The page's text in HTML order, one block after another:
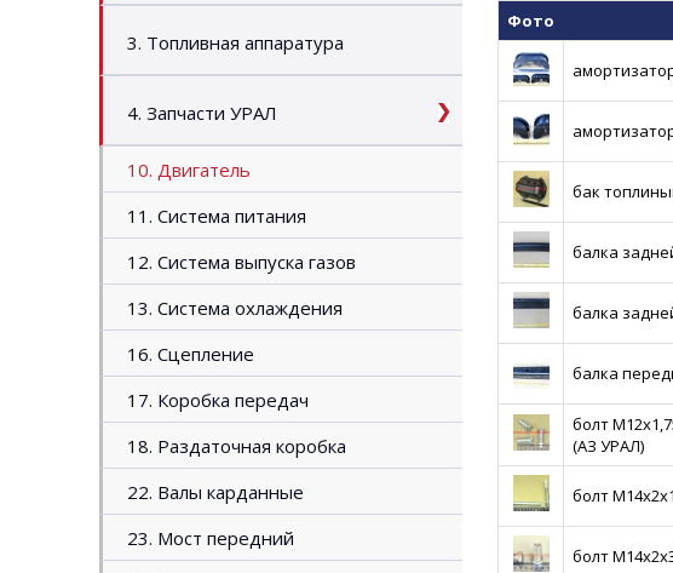
3. Топливная аппаратура
4. Запчасти УРАЛ
10. Двигатель
11. Система питания
12. Система выпуска газов
13. Система охлаждения
16. Сцепление
17. Коробка передач
18. Раздаточная коробка
22. Валы карданные
23. Мост передний
Фото
бак
балка
балка
балка
болт
(АЗ УРАЛ)
болт
болт